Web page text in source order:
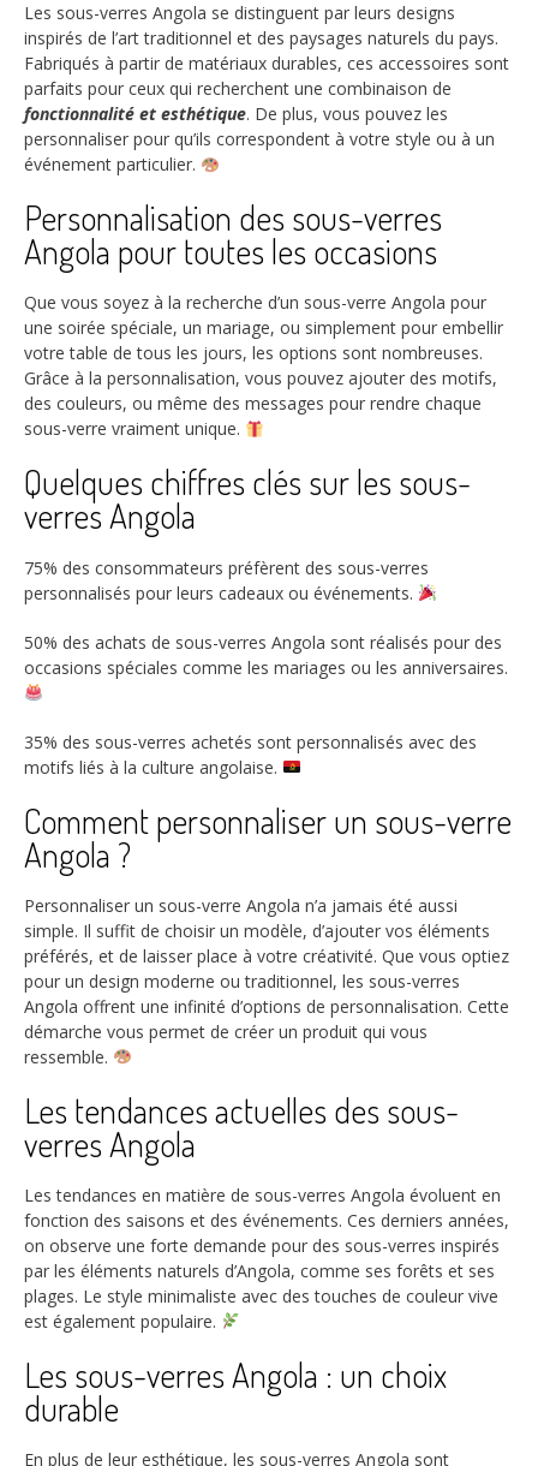
Les sous-verres Angola se distinguent par leurs designs
inspirés de l’art traditionnel et des paysages naturels du pays.
Fabriqués à partir de matériaux durables, ces accessoires sont
parfaits pour ceux qui recherchent une combinaison de
fonctionnalité et esthétique. De plus, vous pouvez les
personnaliser pour qu’ils correspondent à votre style ou à un
événement particulier.
Personnalisation des sous-verres
Angola pour toutes les occasions
Que vous soyez à la recherche d’un sous-verre Angola pour
une soirée spéciale, un mariage, ou simplement pour embellir
votre table de tous les jours, les options sont nombreuses.
Grâce à la personnalisation, vous pouvez ajouter des motifs,
des couleurs, ou même des messages pour rendre chaque
sous-verre vraiment unique.
Quelques chiffres clés sur les sous-
verres Angola
75% des consommateurs préfèrent des sous-verres
personnalisés pour leurs cadeaux ou événements.
50% des achats de sous-verres Angola sont réalisés pour des
occasions spéciales comme les mariages ou les anniversaires.
35% des sous-verres achetés sont personnalisés avec des
motifs liés à la culture angolaise.
Comment personnaliser un sous-verre
Angola ?
Personnaliser un sous-verre Angola n’a jamais été aussi
simple. Il suffit de choisir un modèle, d’ajouter vos éléments
préférés, et de laisser place à votre créativité. Que vous optiez
pour un design moderne ou traditionnel, les sous-verres
Angola offrent une infinité d’options de personnalisation. Cette
démarche vous permet de créer un produit qui vous
ressemble.
Les tendances actuelles des sous-
verres Angola
Les tendances en matière de sous-verres Angola évoluent en
fonction des saisons et des événements. Ces derniers années,
on observe une forte demande pour des sous-verres inspirés
par les éléments naturels d’Angola, comme ses forêts et ses
plages. Le style minimaliste avec des touches de couleur vive
est également populaire.
Les sous-verres Angola : un choix
durable
En plus de leur esthétique, les sous-verres Angola sont